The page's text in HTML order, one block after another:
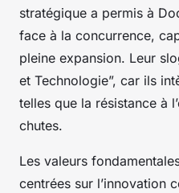
stratégique a permis à
face à la concurrence,
pleine expansion. Leur
et Technologie”, car ils
telles que la résistance à
chutes.
Les valeurs
centrées sur l’innovation